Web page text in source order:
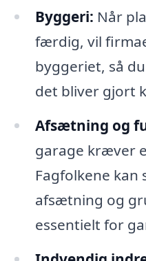
Byggeri: Når
færdig, vil
byggeriet, så
det bliver gjort
Afsætning og
garage kræver
Fagfolkene
afsætning og
essentielt for